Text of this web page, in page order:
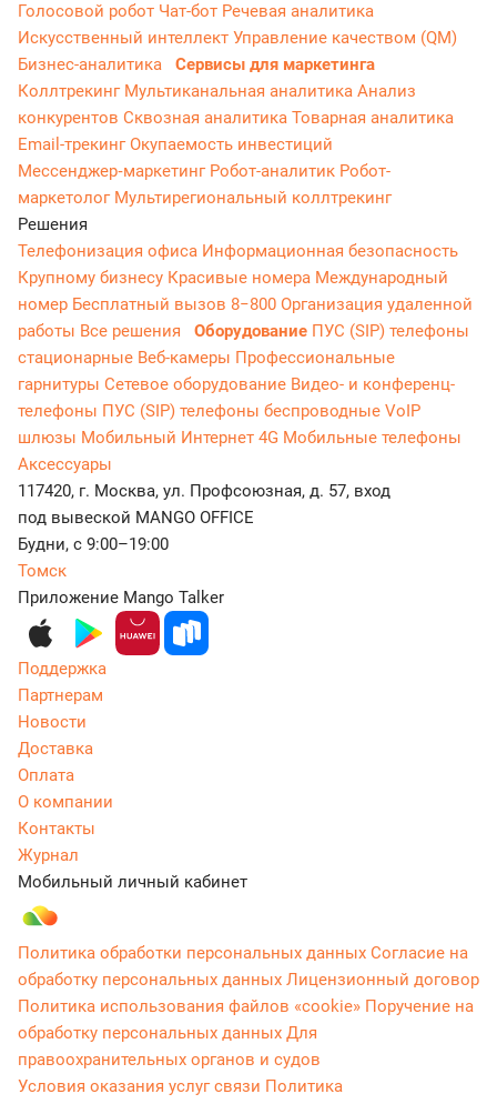
Голосовой робот Чат-бот Речевая аналитика
Искусственный интеллект Управление качеством (QM)
Бизнес-аналитика
Сервисы для маркетинга
Коллтрекинг Мультиканальная аналитика Анализ
конкурентов Сквозная аналитика Товарная аналитика
Email-трекингОкупаемость инвестиций
Мессенджер‑маркетинг Робот-аналитик Робот-
маркетолог Мультирегиональный коллтрекинг
Решения
Телефонизация офиса Информационная безопасность
Крупному бизнесу Красивые номера Международный
номер Бесплатный вызов 8−800 Организация удаленной
работы Все решения Оборудование ПУС (SIP) телефоны
стационарные Веб-камеры Профессиональные
гарнитуры Сетевое оборудование Видео- и конференц-
телефоны ПУС (SIP) телефоны беспроводные VoIP
шлюзы Мобильный Интернет 4G Мобильные телефоны
Аксессуары
117420, г. Москва, ул. Профсоюзная, д. 57, вход
под вывеской MANGO OFFICE
Будни, с 9:00–19:00
Томск
Приложение Mango Talker
Поддержка
Партнерам
Новости
Доставка
Оплата
О компании
Контакты
Журнал
Мобильный личный кабинет
Политика обработки персональных данных Согласие на
обработку персональных данных Лицензионный договор
Политика использования файлов «cookie» Поручение на
обработку персональных данных Для
правоохранительных органов и судов
Условия оказания услуг связи Политика